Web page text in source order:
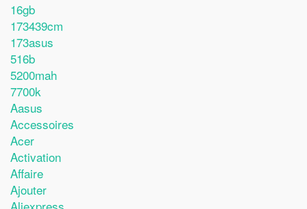
16gb
173439cm
173asus
516b
5200mah
7700k
Aasus
Accessoires
Acer
Activation
Affaire
Ajouter